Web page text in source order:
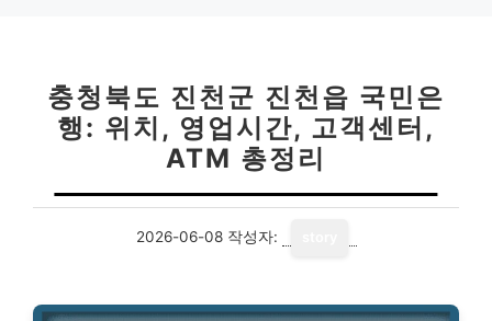
충청북도 진천군 진천읍 국민은
행: 위치, 영업시간, 고객센터,
ATM 총정리
2026-06-08 작성자: